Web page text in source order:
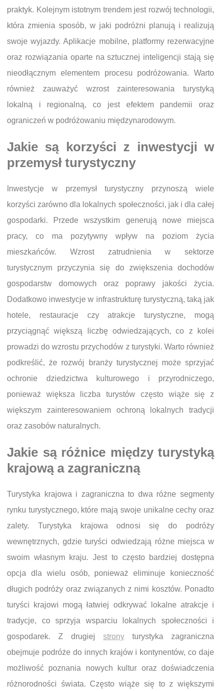
praktyk. Kolejnym istotnym trendem jest rozwój technologii,
która zmienia sposób, w jaki podróżni planują i realizują
swoje wyjazdy. Aplikacje mobilne, platformy rezerwacyjne
oraz rozwiązania oparte na sztucznej inteligencji stają się
nieodłącznym elementem procesu podróżowania. Warto
również zauważyć wzrost zainteresowania turystyką
lokalną i regionalną, co jest efektem pandemii oraz
ograniczeń w podróżowaniu międzynarodowym.
Jakie są korzyści z inwestycji w
przemysł turystyczny
Inwestycje w przemysł turystyczny przynoszą wiele
korzyści zarówno dla lokalnych społeczności, jak i dla całej
gospodarki. Przede wszystkim generują nowe miejsca
pracy, co ma pozytywny wpływ na poziom życia
mieszkańców. Wzrost zatrudnienia w sektorze
turystycznym przyczynia się do zwiększenia dochodów
gospodarstw domowych oraz poprawy jakości życia.
Dodatkowo inwestycje w infrastrukturę turystyczną, taką jak
hotele, restauracje czy atrakcje turystyczne, mogą
przyciągnąć większą liczbę odwiedzających, co z kolei
prowadzi do wzrostu przychodów z turystyki. Warto również
podkreślić, że rozwój branży turystycznej może sprzyjać
ochronie dziedzictwa kulturowego i przyrodniczego,
ponieważ większa liczba turystów często wiąże się z
większym zainteresowaniem ochroną lokalnych tradycji
oraz zasobów naturalnych.
Jakie są różnice między turystyką
krajową a zagraniczną
Turystyka krajowa i zagraniczna to dwa różne segmenty
rynku turystycznego, które mają swoje unikalne cechy oraz
zalety. Turystyka krajowa odnosi się do podróży
wewnętrznych, gdzie turyści odwiedzają różne miejsca w
swoim własnym kraju. Jest to często bardziej dostępna
opcja dla wielu osób, ponieważ eliminuje konieczność
długich podróży oraz związanych z nimi kosztów. Ponadto
turyści krajowi mogą łatwiej odkrywać lokalne atrakcje i
tradycje, co sprzyja wsparciu lokalnych społeczności i
gospodarek. Z drugiej strony turystyka zagraniczna
obejmuje podróże do innych krajów i kontynentów, co daje
możliwość poznania nowych kultur oraz doświadczenia
różnorodności świata. Często wiąże się to z większymi